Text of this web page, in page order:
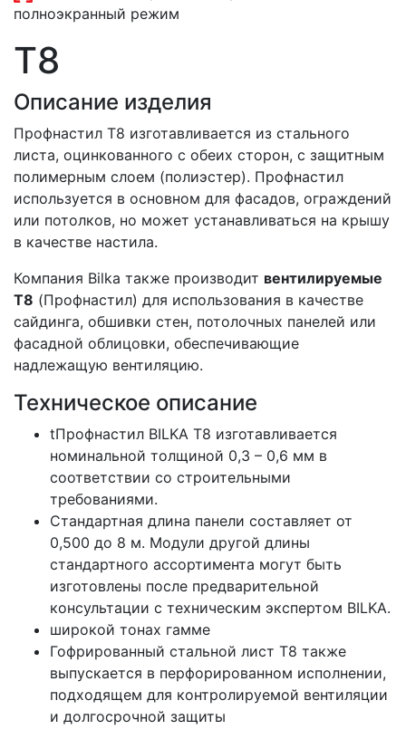
полноэкранный режим
Т8
Описание изделия
Профнастил T8 изготавливается из стального
листа, оцинкованного с обеих сторон, с защитным
полимерным слоем (полиэстер). Профнастил
используется в основном для фасадов, ограждений
или потолков, но может устанавливаться на крышу
в качестве настила.
Компания Bilka также производит вентилируемые
T8 (Профнастил) для использования в качестве
сайдинга, обшивки стен, потолочных панелей или
фасадной облицовки, обеспечивающие
надлежащую вентиляцию.
Техническое описание
tПрофнастил BILKA T8 изготавливается
номинальной толщиной 0,3 – 0,6 мм в
соответствии со строительными
требованиями.
Стандартная длина панели составляет от
0,500 до 8 м. Модули другой длины
стандартного ассортимента могут быть
изготовлены после предварительной
консультации с техническим экспертом BILKA.
широкой тонах гамме
Гофрированный стальной лист T8 также
выпускается в перфорированном исполнении,
подходящем для контролируемой вентиляции
и долгосрочной защиты